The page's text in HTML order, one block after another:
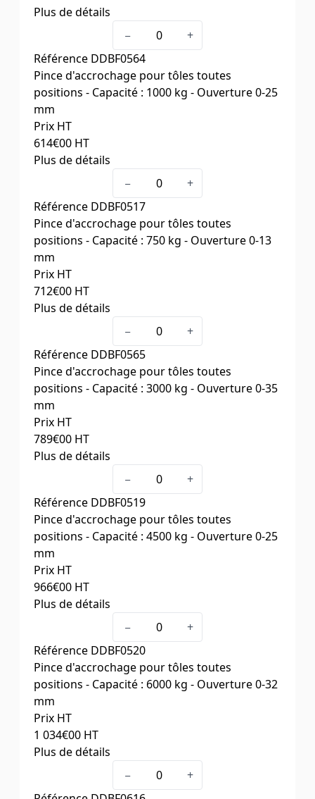
Plus de détails
750
Ouverture (mm)0-13
Poids (kg)1,7
−
+
Référence DDBF0564
Pince d'accrochage pour tôles toutes
positions - Capacité : 1000 kg - Ouverture 0-25
mm
Prix HT
614€00 HT
Plus de détails
1000
Ouverture (mm)0-25
Poids (kg)3,9
−
+
Référence DDBF0517
Pince d'accrochage pour tôles toutes
positions - Capacité : 750 kg - Ouverture 0-13
mm
Prix HT
712€00 HT
Plus de détails
2000
Ouverture (mm)0-35
Poids (kg)7,3
−
+
Référence DDBF0565
Pince d'accrochage pour tôles toutes
positions - Capacité : 3000 kg - Ouverture 0-35
mm
Prix HT
789€00 HT
Plus de détails
3000
Ouverture (mm)0-35
Poids (kg)8
−
+
Référence DDBF0519
Pince d'accrochage pour tôles toutes
positions - Capacité : 4500 kg - Ouverture 0-25
mm
Prix HT
966€00 HT
Plus de détails
4500
Ouverture (mm)0-25
Poids (kg)15,6
−
+
Référence DDBF0520
Pince d'accrochage pour tôles toutes
positions - Capacité : 6000 kg - Ouverture 0-32
mm
Prix HT
1 034€00 HT
Plus de détails
6000
−
+